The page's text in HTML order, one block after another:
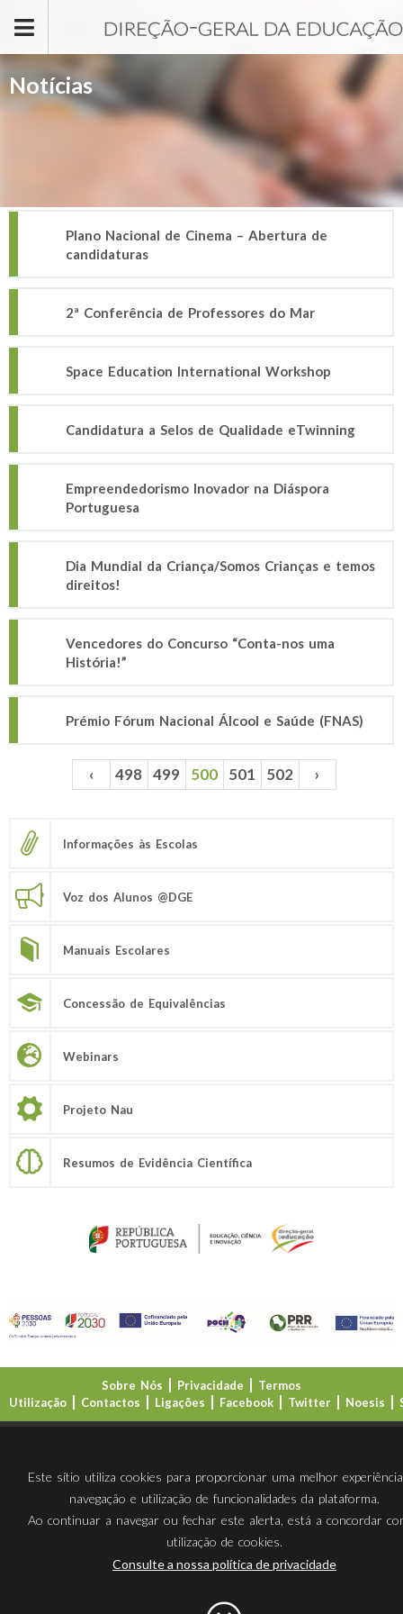
Notícias
Plano Nacional de Cinema – Abertura de
candidaturas
2ª Conferência de Professores do Mar
Space Education International Workshop
Candidatura a Selos de Qualidade eTwinning
Empreendedorismo Inovador na Diáspora
Portuguesa
Dia Mundial da Criança/Somos Crianças e temos
direitos!
Vencedores do Concurso “Conta-nos uma
História!”
Prémio Fórum Nacional Álcool e Saúde (FNAS)
Páginas ‹ 498 499 500 501 502 ›
Informações às Escolas
Voz dos Alunos @DGE
Manuais Escolares
Concessão de Equivalências
Webinars
Projeto Nau
Resumos de Evidência Científica
Sobre Nós Privacidade
Termos
Utilização
Contactos Ligações Facebook Twitter Noesis
Este sítio utiliza cookies para proporcionar uma melhor
navegação e utilização de funcionalidades da plataforma.
Ao continuar a navegar ou fechar este alerta, está a concordar
utilização de cookies.
Consulte a nossa política de privacidade